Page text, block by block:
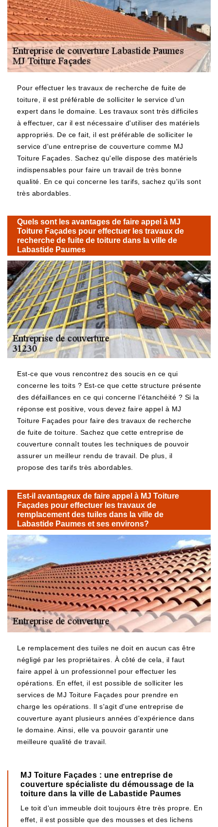
Pour effectuer les travaux de recherche de fuite de
toiture, il est préférable de solliciter le service d'un
expert dans le domaine. Les travaux sont très difficiles
à effectuer, car il est nécessaire d'utiliser des matériels
appropriés. De ce fait, il est préférable de solliciter le
service d'une entreprise de couverture comme MJ
Toiture Façades. Sachez qu'elle dispose des matériels
indispensables pour faire un travail de très bonne
qualité. En ce qui concerne les tarifs, sachez qu'ils sont
très abordables.
Quels sont les avantages de faire appel à MJ
Toiture Façades pour effectuer les travaux de
recherche de fuite de toiture dans la ville de
Labastide Paumes
Est-ce que vous rencontrez des soucis en ce qui
concerne les toits ? Est-ce que cette structure présente
des défaillances en ce qui concerne l'étanchéité ? Si la
réponse est positive, vous devez faire appel à MJ
Toiture Façades pour faire des travaux de recherche
de fuite de toiture. Sachez que cette entreprise de
couverture connaît toutes les techniques de pouvoir
assurer un meilleur rendu de travail. De plus, il
propose des tarifs très abordables.
Est-il avantageux de faire appel à MJ Toiture
Façades pour effectuer les travaux de
remplacement des tuiles dans la ville de
Labastide Paumes et ses environs?
Le remplacement des tuiles ne doit en aucun cas être
négligé par les propriétaires. À côté de cela, il faut
faire appel à un professionnel pour effectuer les
opérations. En effet, il est possible de solliciter les
services de MJ Toiture Façades pour prendre en
charge les opérations. Il s'agit d'une entreprise de
couverture ayant plusieurs années d'expérience dans
le domaine. Ainsi, elle va pouvoir garantir une
meilleure qualité de travail.
MJ Toiture Façades : une entreprise de
couverture spécialiste du démoussage de la
toiture dans la ville de Labastide Paumes
Le toit d'un immeuble doit toujours être très propre. En
effet, il est possible que des mousses et des lichens